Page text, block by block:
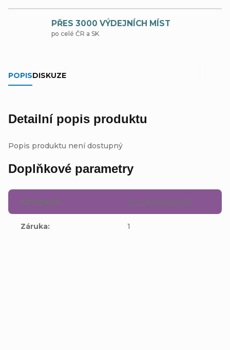
PŘES 3000 VÝDEJNÍCH MÍST
po celé ČR a SK
POPISDISKUZE
Detailní popis produktu
Popis produktu není dostupný
Doplňkové parametry
Kategorie: Hry Nintendo DS
Záruka: 1